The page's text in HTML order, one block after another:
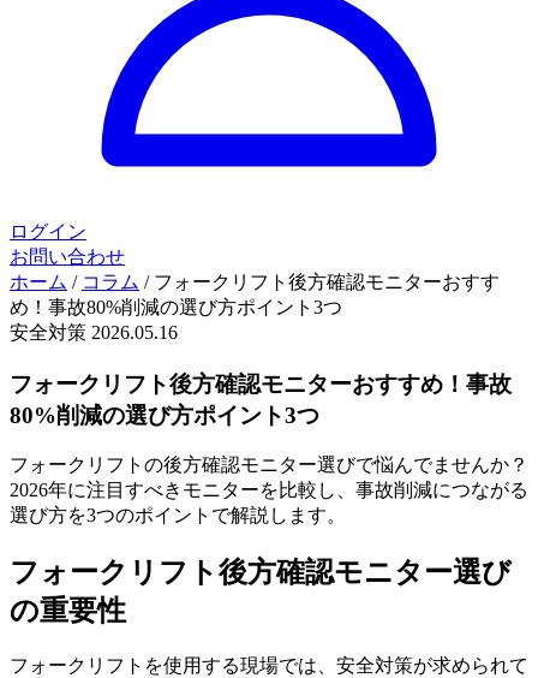
ログイン
お問い合わせ
ホーム / コラム / フォークリフト後方確認モニターおすす
め！事故80%削減の選び方ポイント3つ
安全対策 2026.05.16
フォークリフト後方確認モニターおすすめ！事故
80%削減の選び方ポイント3つ
フォークリフトの後方確認モニター選びで悩んでませんか？
2026年に注目すべきモニターを比較し、事故削減につながる
選び方を3つのポイントで解説します。
フォークリフト後方確認モニター選び
の重要性
フォークリフトを使用する現場では、安全対策が求められて